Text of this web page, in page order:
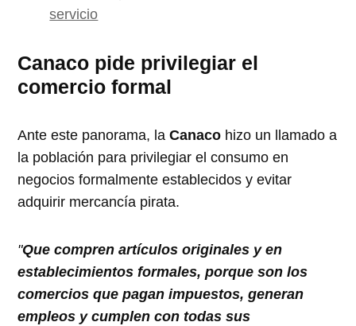
servicio
Canaco pide privilegiar el
comercio formal
Ante este panorama, laCanaco hizo un llamado a
la población para privilegiar el consumo en
negocios formalmente establecidos y evitar
adquirir mercancía pirata.
"Que compren artículos originales y en
establecimientos formales, porque son los
comercios que pagan impuestos, generan
empleos y cumplen con todas sus